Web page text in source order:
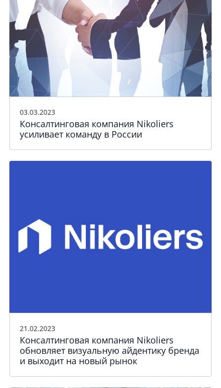
03.03.2023
Консалтинговая компания Nikoliers
усиливает команду в России
21.02.2023
Консалтинговая компания Nikoliers
обновляет визуальную айдентику бренда
и выходит на новый рынок